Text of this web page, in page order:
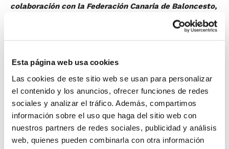
Esta página web usa cookies
Las cookies de este sitio web se usan para personalizar
el contenido y los anuncios, ofrecer funciones de redes
sociales y analizar el tráfico. Además, compartimos
información sobre el uso que haga del sitio web con
nuestros partners de redes sociales, publicidad y análisis
web, quienes pueden combinarla con otra información
colaboración con la Federación Canaria de Baloncesto,
ha convocado el XXXVII Curso de Entrenador Superior,
un curso con carácter federativo, de ámbito nacional,
carácter presencial.
transcurren entre el 8 de abril de 2013 y el 31 de mayo
de 2014.
Fase a distancia: se realiza por medio de un aula
virtual on-line, correo electrónico y vía telefónica. Se